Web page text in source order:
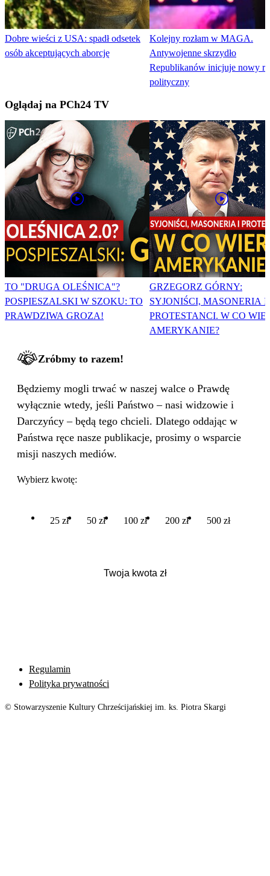
Dobre wieści z USA: spadł odsetek
osób akceptujących aborcję
Kolejny rozłam w MAGA.
Antywojenne skrzydło
Republikanów inicjuje nowy
polityczny
Oglądaj na PCh24 TV
TO "DRUGA OLEŚNICA"?
POSPIESZALSKI W SZOKU: TO
PRAWDZIWA GROZA!
GRZEGORZ GÓRNY:
SYJONIŚCI, MASONERIA I
PROTESTANCI. W CO
AMERYKANIE?
Zróbmy to razem!
Będziemy mogli trwać w naszej walce o Prawdę
wyłącznie wtedy, jeśli Państwo – nasi widzowie i
Darczyńcy – będą tego chcieli. Dlatego oddając w
Państwa ręce nasze publikacje, prosimy o wsparcie
misji naszych mediów.
Wybierz kwotę:
25 zł 50 zł 100 zł 200 zł 500 zł
Regulamin
Polityka prywatności
© Stowarzyszenie Kultury Chrześcijańskiej im. ks. Piotra Skargi